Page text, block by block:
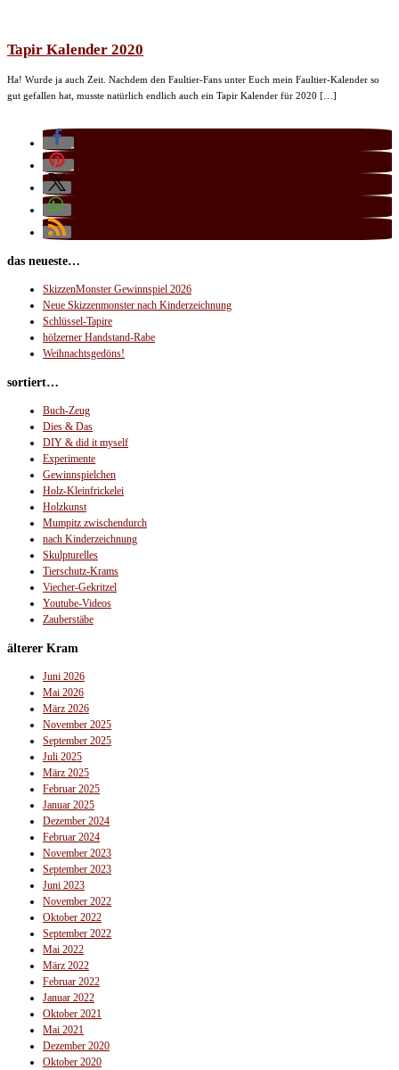
Tapir Kalender 2020
Ha! Wurde ja auch Zeit. Nachdem den Faultier-Fans unter Euch mein Faultier-Kalender so
gut gefallen hat, musste natürlich endlich auch ein Tapir Kalender für 2020 […]
das neueste…
SkizzenMonster Gewinnspiel 2026
Neue Skizzenmonster nach Kinderzeichnung
Schlüssel-Tapire
hölzerner Handstand-Rabe
Weihnachtsgedöns!
sortiert…
Buch-Zeug
Dies & Das
DIY & did it myself
Experimente
Gewinnspielchen
Holz-Kleinfrickelei
Holzkunst
Mumpitz zwischendurch
nach Kinderzeichnung
Skulpturelles
Tierschutz-Krams
Viecher-Gekritzel
Youtube-Videos
Zauberstäbe
älterer Kram
Juni 2026
Mai 2026
März 2026
November 2025
September 2025
Juli 2025
März 2025
Februar 2025
Januar 2025
Dezember 2024
Februar 2024
November 2023
September 2023
Juni 2023
November 2022
Oktober 2022
September 2022
Mai 2022
März 2022
Februar 2022
Januar 2022
Oktober 2021
Mai 2021
Dezember 2020
Oktober 2020